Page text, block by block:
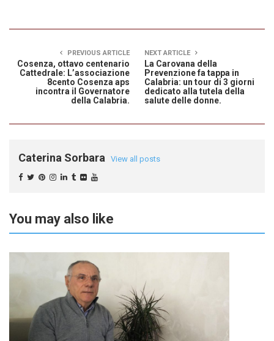
PREVIOUS ARTICLE
Cosenza, ottavo centenario
Cattedrale: L’associazione
8cento Cosenza aps
incontra il Governatore
della Calabria.
NEXT ARTICLE
La Carovana della
Prevenzione fa tappa in
Calabria: un tour di 3 giorni
dedicato alla tutela della
salute delle donne.
Caterina Sorbara View all posts
You may also like